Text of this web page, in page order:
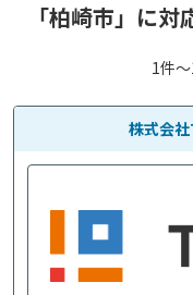
「柏崎市」に
1件
株式会